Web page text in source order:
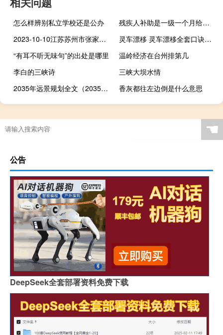
怎么样辨别私立学校还是公办
残疾人补助是一级一个月给多少
2023-10-10江苏苏州市张家港市(大球盖菇)的报价是多少
灵车漂移 灵车漂移全套口诀什么梗
“有耳不听无味句”的出处是哪里
温岭经济在台州排第几
李白的三峡诗
三峡大坝水情
2035年远景规划全文（2035年远景规划全文）
香灰都往左边倒是什么意思
☚
公告
DeepSeek全套部署资料免费下载